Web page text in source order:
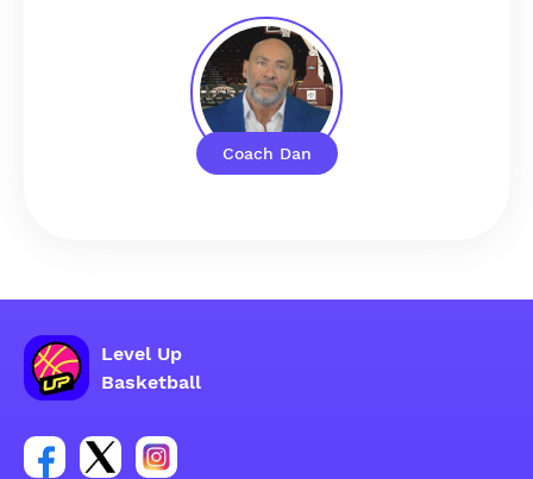
Coach Dan
Level Up
Basketball
Link para o grupo social da conta do Facebook
Link para o grupo social da conta do tweeter
Link para o grupo social da conta do